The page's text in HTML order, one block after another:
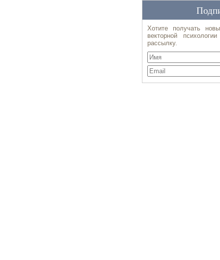
Хотите получать
векторной
рассылку.